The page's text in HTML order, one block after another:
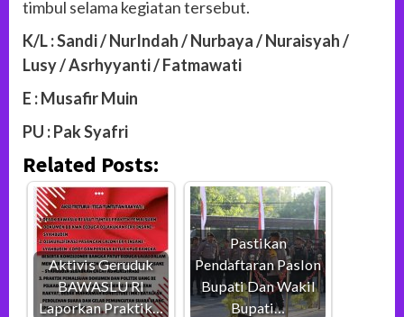
timbul selama kegiatan tersebut.
K/L : Sandi / NurIndah / Nurbaya / Nuraisyah /
Lusy / Asrhyyanti / Fatmawati
E : Musafir Muin
PU : Pak Syafri
Related Posts:
Aktivis Geruduk
BAWASLU RI
Laporkan Praktik…
Pastikan
Pendaftaran Paslon
Bupati Dan Wakil
Bupati…